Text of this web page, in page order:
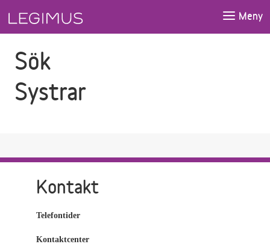
Meny
Sök
Systrar
Kontakt
Telefontider
Kontaktcenter